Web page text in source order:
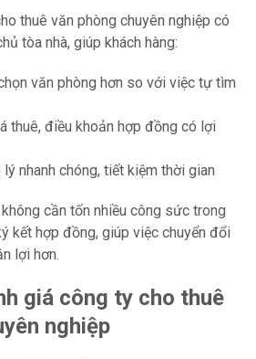
thuê văn phòng chuyên nghiệp có
tòa nhà, giúp khách hàng:
văn phòng hơn so với việc tự tìm
thuê, điều khoản hợp đồng có lợi
nhanh chóng, tiết kiệm thời gian
cần tốn nhiều công sức trong
kết hợp đồng, giúp việc chuyển đổi
lợi hơn.
giá công ty cho thuê
nghiệp